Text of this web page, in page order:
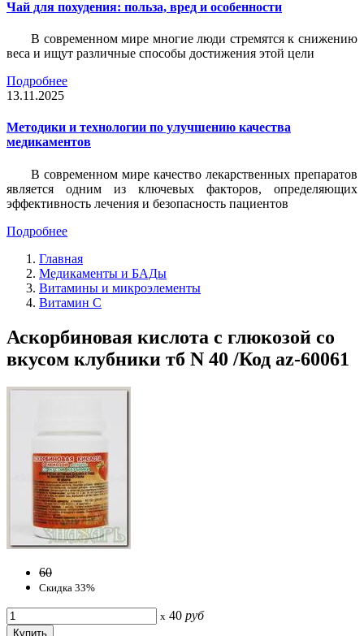
Чай для похудения: польза, вред и особенности
В современном мире многие люди стремятся к снижению
веса и ищут различные способы достижения этой цели
Подробнее
13.11.2025
Методики и технологии по улучшению качества
медикаментов
В современном мире качество лекарственных препаратов
является одним из ключевых факторов, определяющих
эффективность лечения и безопасность пациентов
Подробнее
Главная
Медикаменты и БАДы
Витамины и микроэлементы
Витамин С
Аскорбиновая кислота с глюкозой со
вкусом клубники тб N 40 /Код az-60061
60
Скидка 33%
x 40 руб